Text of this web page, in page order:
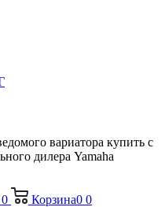
вариатора купить с
дилера Yamaha
0 Корзина0 0